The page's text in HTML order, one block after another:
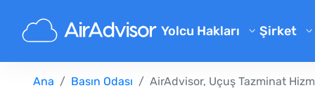
Yolcu Hakları
Uçuş Telafisi Hesaplayıcısı
Rötarlı Uçuş Tazminatı
Şirket
Blog
Ana Basın Odası AirAdvisor, Uçuş Tazminat